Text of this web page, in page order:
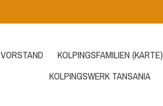
VORSTAND KOLPINGSFAMILIEN (KARTE)
KOLPINGSWERK TANSANIA